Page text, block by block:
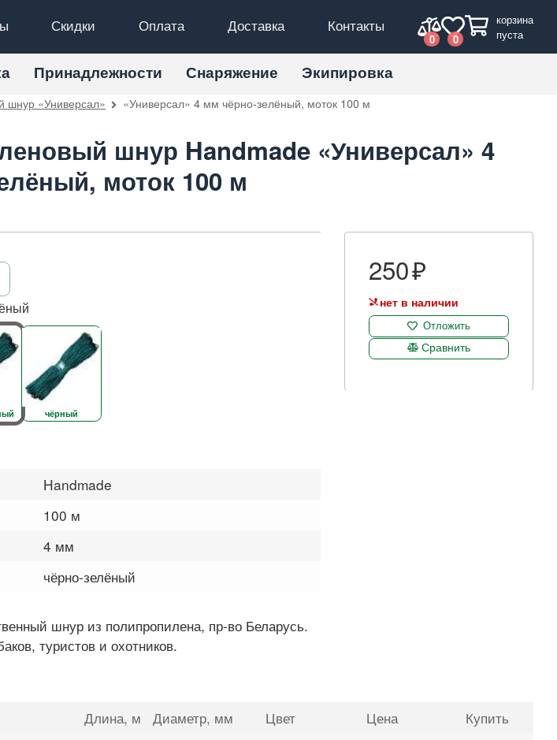
Скидки Оплата Доставка Контакты
0 0
корзина
пуста
Принадлежности Снаряжение Экипировка
шнур «Универсал» «Универсал» 4 мм чёрно-зелёный, моток 100 м
шнур Handmade «Универсал» 4
моток 100 м
чёрный
Handmade
100 м
4 мм
чёрно-зелёный
250
нет в наличии
Отложить
Сравнить
шнур из полипропилена, пр-во Беларусь.
туристов и охотников.
Длина, м Диаметр, мм Цвет Цена Купить